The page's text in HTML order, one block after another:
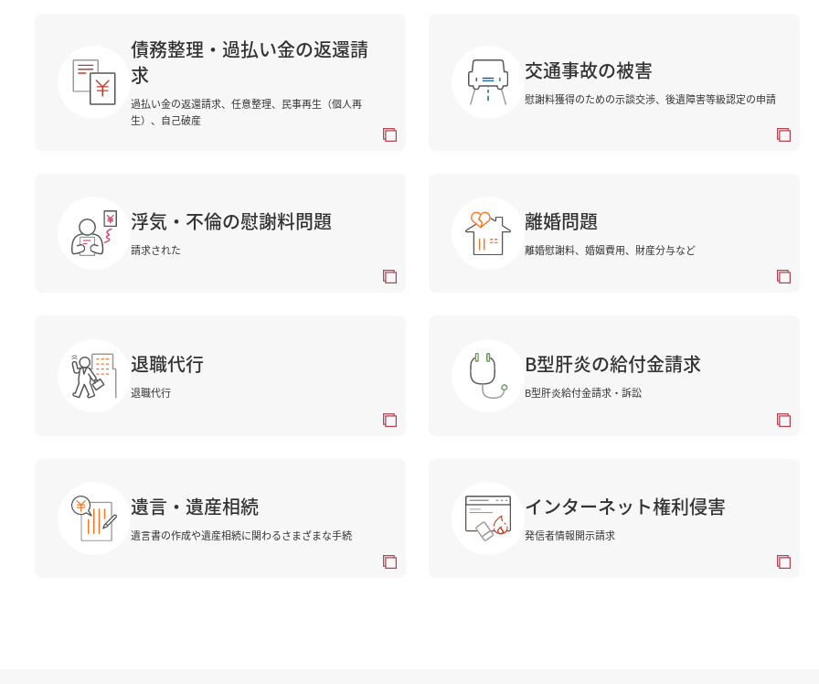
債務整理・過払い金の返還請
求
過払い金の返還請求、任意整理、民事再生（個人再
生）、自己破産
交通事故の被害
慰謝料獲得のための示談交渉、後遺障害等級認定の申請
浮気・不倫の慰謝料問題
請求された
離婚問題
離婚慰謝料、婚姻費用、財産分与など
退職代行
退職代行
B型肝炎の給付金請求
B型肝炎給付金請求・訴訟
遺言・遺産相続
遺言書の作成や遺産相続に関わるさまざまな手続
インターネット権利侵害
発信者情報開示請求